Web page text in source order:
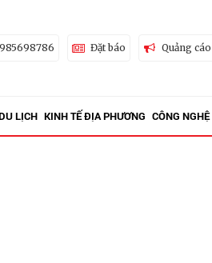
Đặt báo Quảng cáo
LỊCH KINH TẾ ĐỊA PHƯƠNG CÔNG NGHỆ